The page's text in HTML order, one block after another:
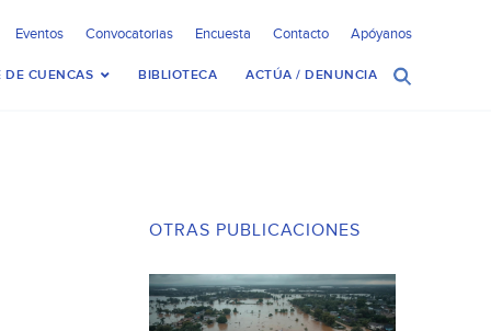
Eventos Convocatorias Encuesta Contacto Apóyanos
DE CUENCAS BIBLIOTECA ACTÚA / DENUNCIA
OTRAS PUBLICACIONES